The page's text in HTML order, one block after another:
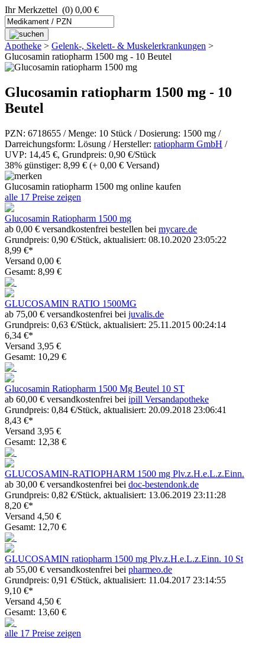
Ihr Merkzettel (0) 0,00 €
Apotheke > Gelenk-, Skelett- & Muskel­­erkrankungen >
Glucosamin ratiopharm 1500 mg - 10 Beutel
Glucosamin ratiopharm 1500 mg - 10
Beutel
PZN: 6718655 / Menge: 10 Stück / Dosierung: 1500 mg /
Darreichungsform: Lösung / Hersteller: ratiopharm GmbH /
UVP: 14,45 €, Grundpreis: 0,90 €/Stück
38% günstiger: 8,99 € (+ 0,00 € Versand)
Glucosamin ratiopharm 1500 mg online kaufen
alle 17 Preise zeigen
Glucosamin Ratiopharm 1500 mg
ab 0,00 € versandkostenfrei bestellen bei mycare.de
Grundpreis: 0,90 €/Stück, aktualisiert: 08.10.2020 23:05:22
8,99 €*
Versand 0,00 €
Gesamt: 8,99 €
GLUCOSAMIN RATIO 1500MG
ab 75,00 € versandkostenfrei bei juvalis.de
Grundpreis: 0,63 €/Stück, aktualisiert: 25.11.2015 00:24:14
6,34 €*
Versand 3,95 €
Gesamt: 10,29 €
Glucosamin Ratiopharm 1500 Mg Beutel 10 ST
ab 60,00 € versandkostenfrei bei ipill Versandapotheke
Grundpreis: 0,84 €/Stück, aktualisiert: 20.09.2018 23:06:41
8,43 €*
Versand 3,95 €
Gesamt: 12,38 €
GLUCOSAMIN-RATIOPHARM 1500 mg Plv.z.H.e.L.z.Einn.
ab 30,00 € versandkostenfrei bei doc-bestendonk.de
Grundpreis: 0,82 €/Stück, aktualisiert: 13.06.2019 23:11:28
8,20 €*
Versand 4,50 €
Gesamt: 12,70 €
GLUCOSAMIN ratiopharm 1500 mg Plv.z.H.e.L.z.Einn. 10 St
ab 55,00 € versandkostenfrei bei pharmeo.de
Grundpreis: 0,91 €/Stück, aktualisiert: 11.04.2017 23:14:55
9,10 €*
Versand 4,50 €
Gesamt: 13,60 €
alle 17 Preise zeigen